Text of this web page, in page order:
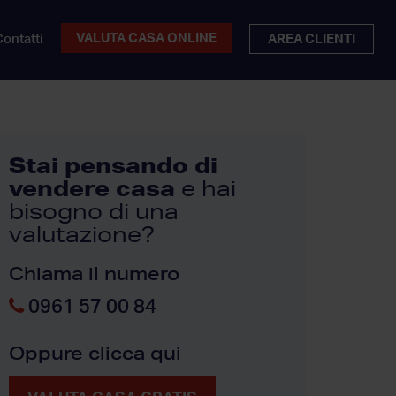
VALUTA CASA ONLINE AREA CLIENTI
Stai pensando di
vendere casa e hai
bisogno di una
valutazione?
Chiama il numero
0961 57 00 84
Oppure clicca qui